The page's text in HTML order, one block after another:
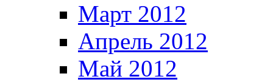
Март 2012
Апрель 2012
Май 2012